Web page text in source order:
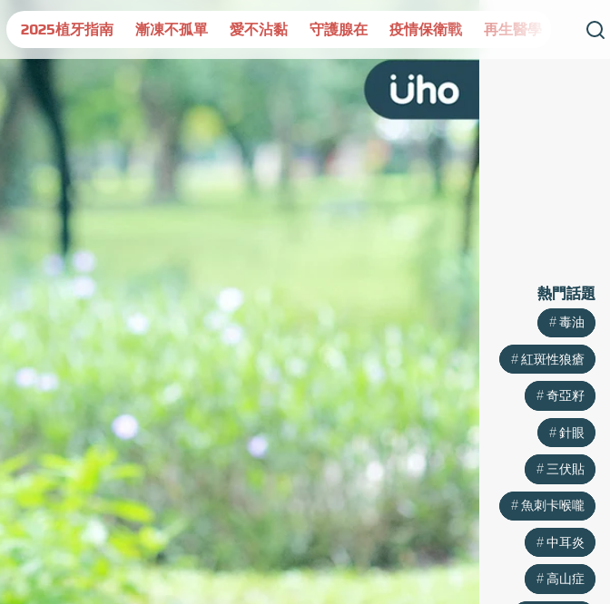
2025植牙指南 漸凍不孤單 愛不沾黏 守護腺在 疫情保衛戰 再生醫學 愛的
熱門話題
毒油
紅斑性狼瘡
奇亞籽
針眼
三伏貼
魚刺卡喉嚨
中耳炎
高山症
熱門話題
毒油
紅斑性狼瘡
奇亞籽
針眼
三伏貼
魚刺卡喉嚨
中耳炎
高山症